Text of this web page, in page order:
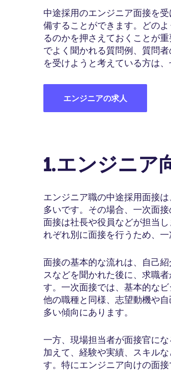
中途採用のエンジニア面接を
備することができます。どの
るのかを押さえておくことが
でよく聞かれる質問例、質問
を受けようと考えている方は、
エンジニアの求人
1.エンジニア
エンジニア職の中途採用面接
多いです。その場合、一次面
面接は社長や役員などが担当
れぞれ別に面接を行うため、
面接の基本的な流れは、自己
スなどを聞かれた後に、求職
す。一次面接では、基本的な
他の職種と同様、志望動機や
多い傾向にあります。
一方、現場担当者が面接官に
加えて、経験や実績、スキル
す。特にエンジニア向けの面